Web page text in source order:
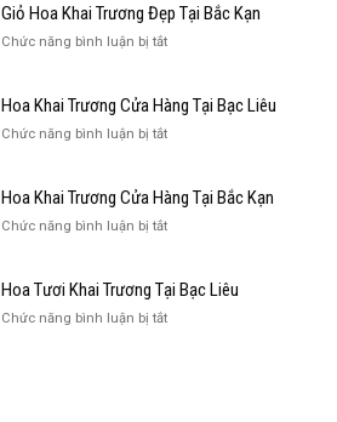
Khai
Đẹp
Liêu
Giỏ Hoa Khai Trương Đẹp Tại Bắc Kạn
Chức năng bình luận bị tắtở
Khai
Đẹp
Kạn
Hoa Khai Trương Cửa Hàng Tại Bạc Liêu
Chức năng bình luận bị tắtở
Trương
Hàng
Liêu
Hoa Khai Trương Cửa Hàng Tại Bắc Kạn
Chức năng bình luận bị tắtở
Trương
Hàng
Hoa Tươi Khai Trương Tại Bạc Liêu
Chức năng bình luận bị tắtở